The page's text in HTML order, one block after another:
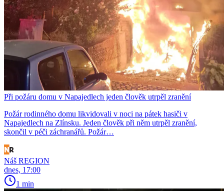
Při požáru domu v Napajedlech jeden člověk utrpěl zranění
Požár rodinného domu likvidovali v noci na pátek hasiči v
Napajedlech na Zlínsku. Jeden člověk při něm utrpěl zranění,
skončil v péči záchranářů. Požár…
Náš REGION
dnes, 17:00
1 min